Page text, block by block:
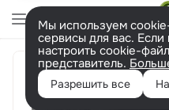
Мы используем
сервисы для вас. Если
настроить cookie-
представитель.
Разрешить все